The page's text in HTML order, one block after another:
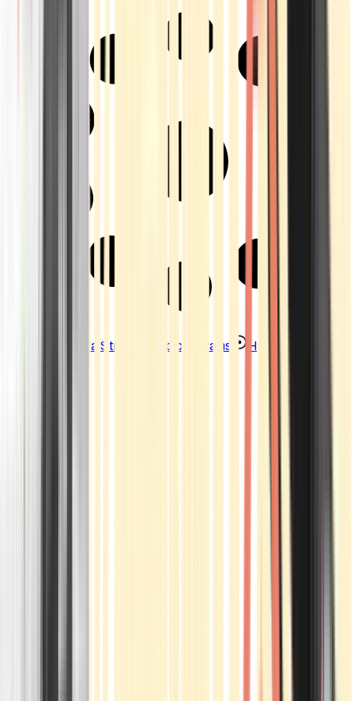
Sativa Strains Indica Strains Hybrid Strains